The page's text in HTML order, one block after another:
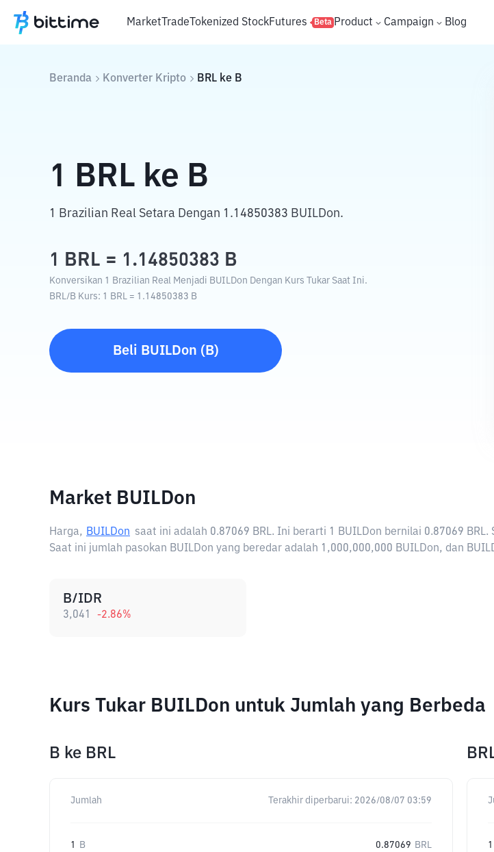
MarketTradeTokenized StockFutures Beta Product Campaign Blog
Beranda Konverter Kripto BRL ke B
1 BRL ke B
1 Brazilian Real Setara Dengan 1.14850383 BUILDon.
1 BRL = 1.14850383 B
Konversikan 1 Brazilian Real Menjadi BUILDon Dengan Kurs Tukar Saat Ini.
BRL/B Kurs: 1 BRL = 1.14850383 B
Beli BUILDon ( B)
Market BUILDon
Harga, BUILDon saat ini adalah 0.87069 BRL. Ini berarti 1 BUILDon bernilai 0.87069
Saat ini jumlah pasokan BUILDon yang beredar adalah 1,000,000,000 BUILDon, dan
B/IDR
3,041 -2.86%
Kurs Tukar BUILDon untuk Jumlah yang Berbeda
B ke BRL
Jumlah Terakhir diperbarui: 2026/08/07 03:59
1 B 0.87069 BRL 1